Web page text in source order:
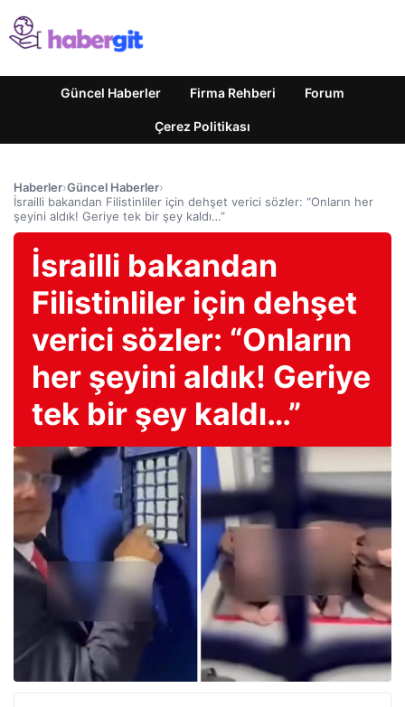
Güncel Haberler Firma Rehberi Forum
Çerez Politikası
Haberler›Güncel Haberler›
İsrailli bakandan Filistinliler için dehşet verici sözler: “Onların her
şeyini aldık! Geriye tek bir şey kaldı…”
İsrailli bakandan
Filistinliler için dehşet
verici sözler: “Onların
her şeyini aldık! Geriye
tek bir şey kaldı…”